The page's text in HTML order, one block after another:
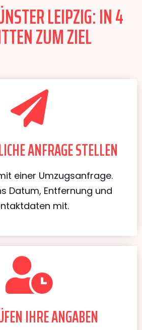
LEIPZIG: IN 4
ZUM ZIEL
ANFRAGE STELLEN
einer Umzugsanfrage.
Datum, Entfernung und
mit.
IHRE ANGABEN